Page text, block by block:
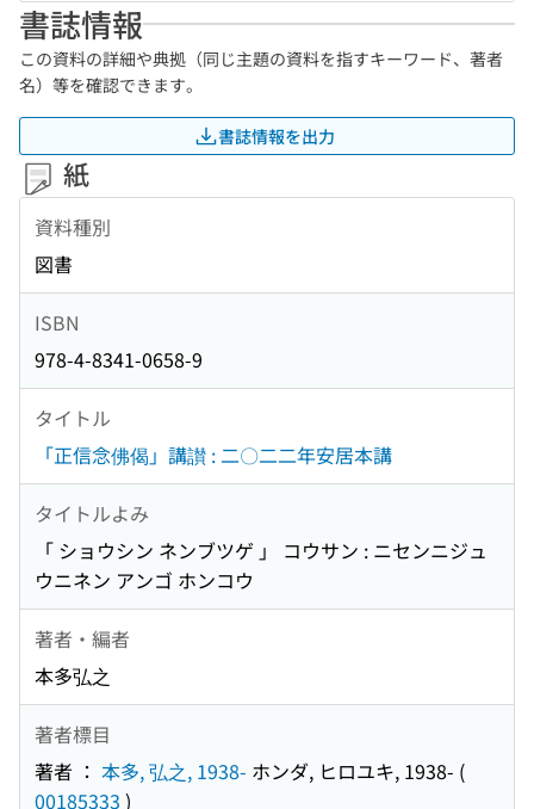
書誌情報
この資料の詳細や典拠（同じ主題の資料を指すキーワード、著者
名）等を確認できます。
書誌情報を出力
紙
資料種別
図書
ISBN
978-4-8341-0658-9
タイトル
「正信念佛偈」講讃 : 二〇二二年安居本講
タイトルよみ
「 ショウシン ネンブツゲ 」 コウサン : ニセンニジュ
ウニネン アンゴ ホンコウ
著者・編者
本多弘之
著者標目
著者 ： 本多, 弘之, 1938- ホンダ, ヒロユキ, 1938- (
00185333 )